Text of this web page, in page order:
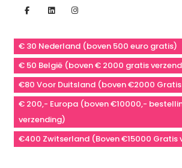
€ 30 Nederland (boven 500 euro gratis)
€ 50 België (boven € 2000 gratis
€80 Voor Duitsland (boven €2000
€ 200,- Europa (boven €10000,-
verzending)
€400 Zwitserland (Boven €15000 Gratis